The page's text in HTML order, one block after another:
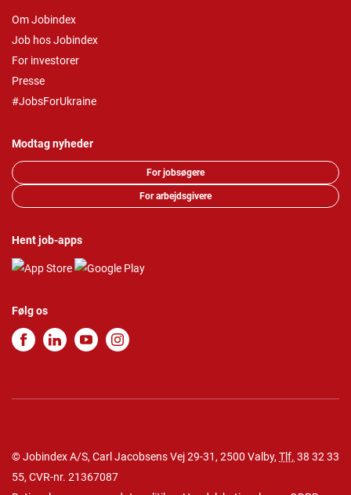
Om Jobindex
Job hos Jobindex
For investorer
Presse
#JobsForUkraine
Modtag nyheder
For jobsøgere
For arbejdsgivere
Hent job-apps
Følg os
© Jobindex A/S, Carl Jacobsens Vej 29-31, 2500 Valby, Tlf. 38 32 33
55, CVR-nr. 21367087